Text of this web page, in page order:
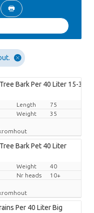
Bark Per 40 Liter 15-
Length
75
Weight
35
Bark Pet 40 Liter
Weight
40
Nr heads 10+
Per 40 Liter Big